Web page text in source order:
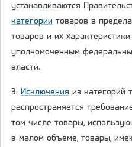
устанавливаются
категории товаров в
товаров и их
уполномоченным
власти.
3. Исключения из категорий
распространяется
том числе товары,
в малом объеме, товары,